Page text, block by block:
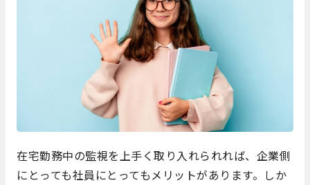
在宅勤務中の監視を上手く取り入れられれば、企業側
にとっても社員にとってもメリットがあります。しか